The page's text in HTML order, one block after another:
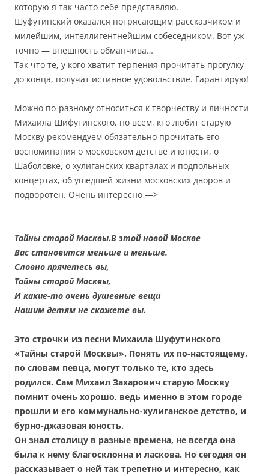
которую я так часто себе представляю.
Шуфутинский оказался потрясающим рассказчиком и
милейшим, интеллигентнейшим собеседником. Вот уж
точно — внешность обманчива…
Так что те, у кого хватит терпения прочитать прогулку
до конца, получат истинное удовольствие. Гарантирую!
Можно по-разному относиться к творчеству и личности
Михаила Шифутинского, но всем, кто любит старую
Москву рекомендуем обязательно прочитать его
воспоминания о московском детстве и юности, о
Шаболовке, о хулиганских кварталах и подпольных
концертах, об ушедшей жизни московских дворов и
подворотен. Очень интересно —>
Тайны старой Москвы.В этой новой Москве
Вас становится меньше и меньше.
Словно прячетесь вы,
Тайны старой Москвы,
И какие-то очень душевные вещи
Нашим детям не скажете вы.
Это строчки из песни Михаила Шуфутинского
«Тайны старой Москвы». Понять их по-настоящему,
по словам певца, могут только те, кто здесь
родился. Сам Михаил Захарович старую Москву
помнит очень хорошо, ведь именно в этом городе
прошли и его коммунально-хулиганское детство, и
бурно-джазовая юность.
Он знал столицу в разные времена, не всегда она
была к нему благосклонна и ласкова. Но сегодня он
рассказывает о ней так трепетно и интересно, как